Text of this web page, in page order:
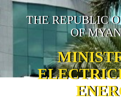
THE REPUBLIC
OF